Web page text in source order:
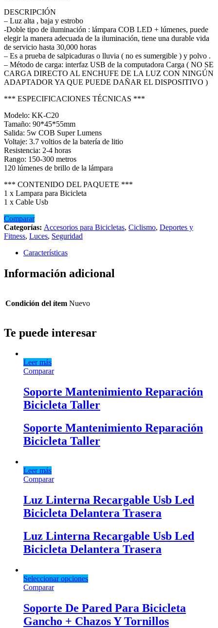
DESCRIPCIÓN
– Luz alta , baja y estrobo
-Doble tipo de iluminación : lámpara COB LED + lúmenes, puede
elegir la manera adecuada de la iluminación, tiene una durable vida
de servicio hasta 30,000 horas
– Es a prueba de salpicaduras o lluvia ( no es sumergible ) y polvo .
– Método de carga: interfaz USB de la computadora Carga ( NO SE
CARGA DIRECTO AL ENCHUFE DE LA LUZ CON NINGÚN
ADAPTADOR YA QUE PUEDE DAÑAR EL DISPOSITIVO )
*** ESPECIFICACIONES TÉCNICAS ***
Modelo: KK-C20
Tamaño: 90*45*55mm
Salida: 5w COB Super Lumens
Voltaje: 3.7 voltios de la batería de litio
Resistencia: 2-4 horas
Rango: 150-300 metros
120 lúmenes de brillo de la lámpara
*** CONTENIDO DEL PAQUETE ***
1 x Lampara para Bicicleta
1 x Cable Usb
Comparar
Categorías: Accesorios para Bicicletas, Ciclismo, Deportes y
Fitness, Luces, Seguridad
Características
Información adicional
Condición del ítem Nuevo
Te puede interesar
Leer más
Comparar
Soporte Mantenimiento Reparación
Bicicleta Taller
Soporte Mantenimiento Reparación
Bicicleta Taller
Leer más
Comparar
Luz Linterna Recargable Usb Led
Bicicleta Delantera Trasera
Luz Linterna Recargable Usb Led
Bicicleta Delantera Trasera
Seleccionar opciones
Comparar
Soporte De Pared Para Bicicleta
Gancho + Chazos Y Tornillos